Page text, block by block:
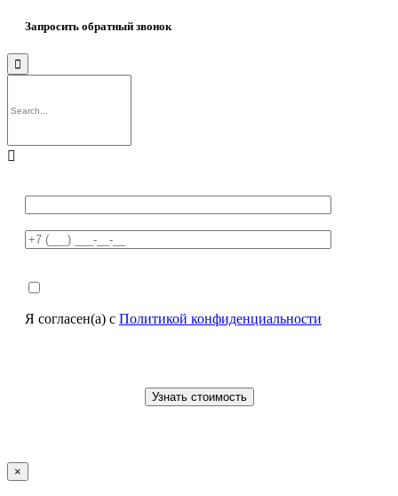
Запросить обратный звонок


Я согласен(а) с Политикой конфиденциальности
×